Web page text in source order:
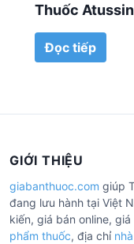
Thuốc
Đọc tiếp
GIỚI THIỆU
giabanthuoc.com giúp
đang lưu hành tại Việt
kiến, giá bán online,
phẩm thuốc, địa chỉ